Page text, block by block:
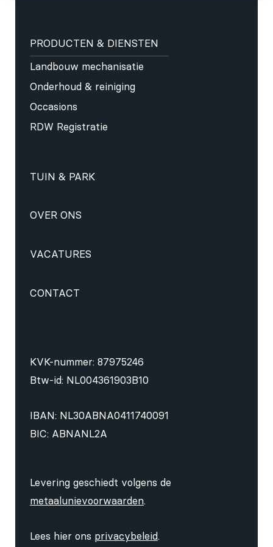
PRODUCTEN & DIENSTEN
Landbouw mechanisatie
Onderhoud & reiniging
Occasions
RDW Registratie
TUIN & PARK
OVER ONS
VACATURES
CONTACT
KVK-nummer: 87975246
Btw-id: NL004361903B10
IBAN: NL30ABNA0411740091
BIC: ABNANL2A
Levering geschiedt volgens de
metaalunievoorwaarden.
Lees hier ons privacybeleid.